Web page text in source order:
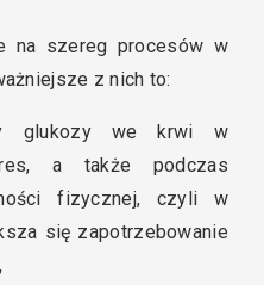
na szereg procesów w
z nich to:
glukozy we krwi w
a także podczas
fizycznej, czyli w
się zapotrzebowanie